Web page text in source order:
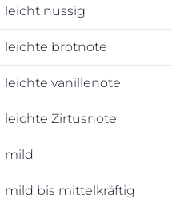
leicht nussig
leichte brotnote
leichte vanillenote
leichte Zirtusnote
mild
mild bis mittelkräftig